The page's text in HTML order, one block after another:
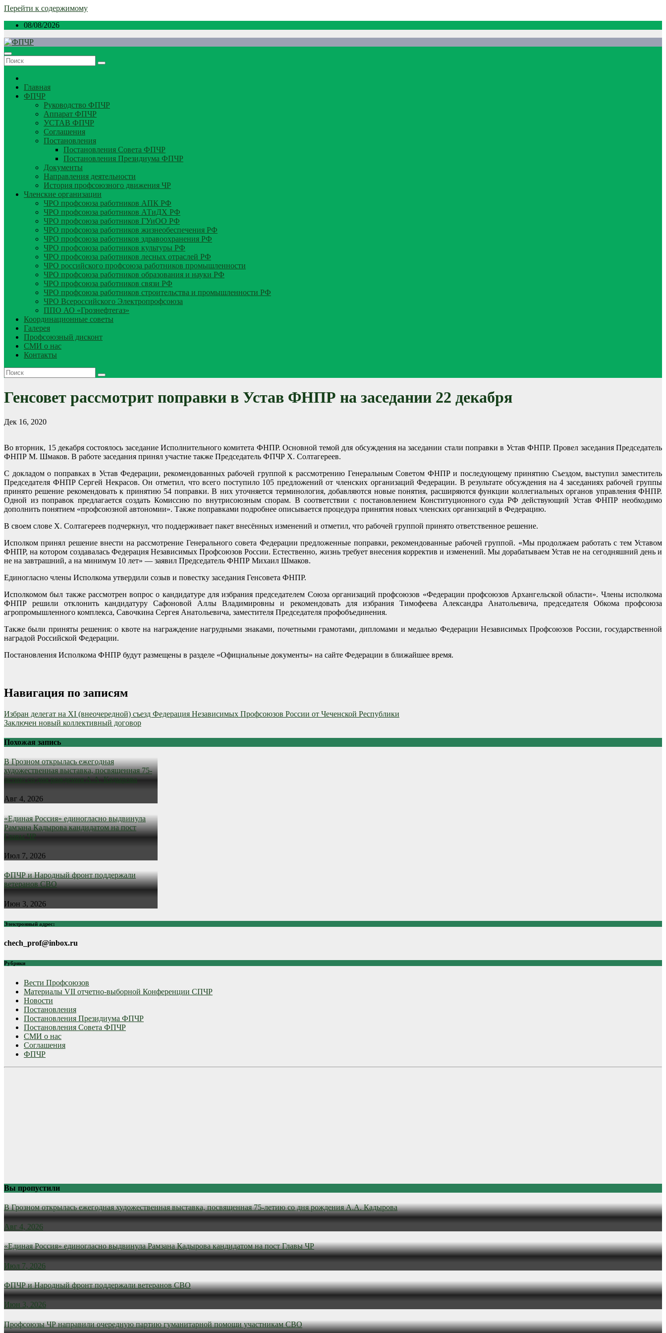
Перейти к содержимому
08/08/2026
Главная
ФПЧР
Руководство ФПЧР
Аппарат ФПЧР
УСТАВ ФПЧР
Соглашения
Постановления
Постановления Совета ФПЧР
Постановления Президиума ФПЧР
Документы
Направления деятельности
История профсоюзного движения ЧР
Членские организации
ЧРО профсоюза работников АПК РФ
ЧРО профсоюза работников АТиДХ РФ
ЧРО профсоюза работников ГУиОО РФ
ЧРО профсоюза работников жизнеобеспечения РФ
ЧРО профсоюза работников здравоохранения РФ
ЧРО профсоюза работников культуры РФ
ЧРО профсоюза работников лесных отраслей РФ
ЧРО российского профсоюза работников промышленности
ЧРО профсоюза работников образования и науки РФ
ЧРО профсоюза работников связи РФ
ЧРО профсоюза работников строительства и промышленности РФ
ЧРО Всероссийского Электропрофсоюза
ППО АО «Грознефтегаз»
Координационные советы
Галерея
Профсоюзный дисконт
СМИ о нас
Контакты
Генсовет рассмотрит поправки в Устав ФНПР на заседании 22 декабря
Дек 16, 2020
Во вторник, 15 декабря состоялось заседание Исполнительного комитета ФНПР. Основной темой для обсуждения на заседании стали поправки в Устав ФНПР. Провел заседания Председатель
ФНПР М. Шмаков. В работе заседания принял участие также Председатель ФПЧР Х. Солтагереев.
С докладом о поправках в Устав Федерации, рекомендованных рабочей группой к рассмотрению Генеральным Советом ФНПР и последующему принятию Съездом, выступил заместитель
Председателя ФНПР Сергей Некрасов. Он отметил, что всего поступило 105 предложений от членских организаций Федерации. В результате обсуждения на 4 заседаниях рабочей группы
принято решение рекомендовать к принятию 54 поправки. В них уточняется терминология, добавляются новые понятия, расширяются функции коллегиальных органов управления ФНПР.
Одной из поправок предлагается создать Комиссию по внутрисоюзным спорам. В соответствии с постановлением Конституционного суда РФ действующий Устав ФНПР необходимо
дополнить понятием «профсоюзной автономии». Также поправками подробнее описывается процедура принятия новых членских организаций в Федерацию.
В своем слове Х. Солтагереев подчеркнул, что поддерживает пакет внесённых изменений и отметил, что рабочей группой принято ответственное решение.
Исполком принял решение внести на рассмотрение Генерального совета Федерации предложенные поправки, рекомендованные рабочей группой. «Мы продолжаем работать с тем Уставом
ФНПР, на котором создавалась Федерация Независимых Профсоюзов России. Естественно, жизнь требует внесения корректив и изменений. Мы дорабатываем Устав не на сегодняшний день и
не на завтрашний, а на минимум 10 лет» — заявил Председатель ФНПР Михаил Шмаков.
Единогласно члены Исполкома утвердили созыв и повестку заседания Генсовета ФНПР.
Исполкомом был также рассмотрен вопрос о кандидатуре для избрания председателем Союза организаций профсоюзов «Федерации профсоюзов Архангельской области». Члены исполкома
ФНПР решили отклонить кандидатуру Сафоновой Аллы Владимировны и рекомендовать для избрания Тимофеева Александра Анатольевича, председателя Обкома профсоюза
агропромышленного комплекса, Савочкина Сергея Анатольевича, заместителя Председателя профобъединения.
Также были приняты решения: о квоте на награждение нагрудными знаками, почетными грамотами, дипломами и медалью Федерации Независимых Профсоюзов России, государственной
наградой Российской Федерации.
Постановления Исполкома ФНПР будут размещены в разделе «Официальные документы» на сайте Федерации в ближайшее время.
Навигация по записям
Избран делегат на XI (внеочередной) съезд Федерация Независимых Профсоюзов России от Чеченской Республики
Заключен новый коллективный договор
Похожая запись
В Грозном открылась ежегодная
художественная выставка, посвященная 75-
летию со дня рождения А.А. Кадырова
Авг 4, 2026
«Единая Россия» единогласно выдвинула
Рамзана Кадырова кандидатом на пост
Главы ЧР
Июл 7, 2026
ФПЧР и Народный фронт поддержали
ветеранов СВО
Июн 3, 2026
Электронный адрес:
chech_prof@inbox.ru
Рубрики
Вести Профсоюзов
Материалы VII отчетно-выборной Конференции СПЧР
Новости
Постановления
Постановления Президиума ФПЧР
Постановления Совета ФПЧР
СМИ о нас
Соглашения
ФПЧР
Вы пропустили
В Грозном открылась ежегодная художественная выставка, посвященная 75-летию со дня рождения А.А. Кадырова
Авг 4, 2026
«Единая Россия» единогласно выдвинула Рамзана Кадырова кандидатом на пост Главы ЧР
Июл 7, 2026
ФПЧР и Народный фронт поддержали ветеранов СВО
Июн 3, 2026
Профсоюзы ЧР направили очередную партию гуманитарной помощи участникам СВО